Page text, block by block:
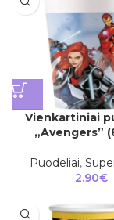
Vienkartiniai
„Avengers”
Puodeliai,
2.90€